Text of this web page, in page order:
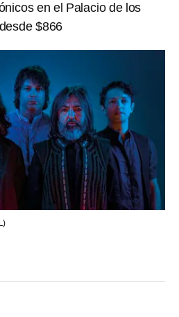
en el Palacio de los
$866